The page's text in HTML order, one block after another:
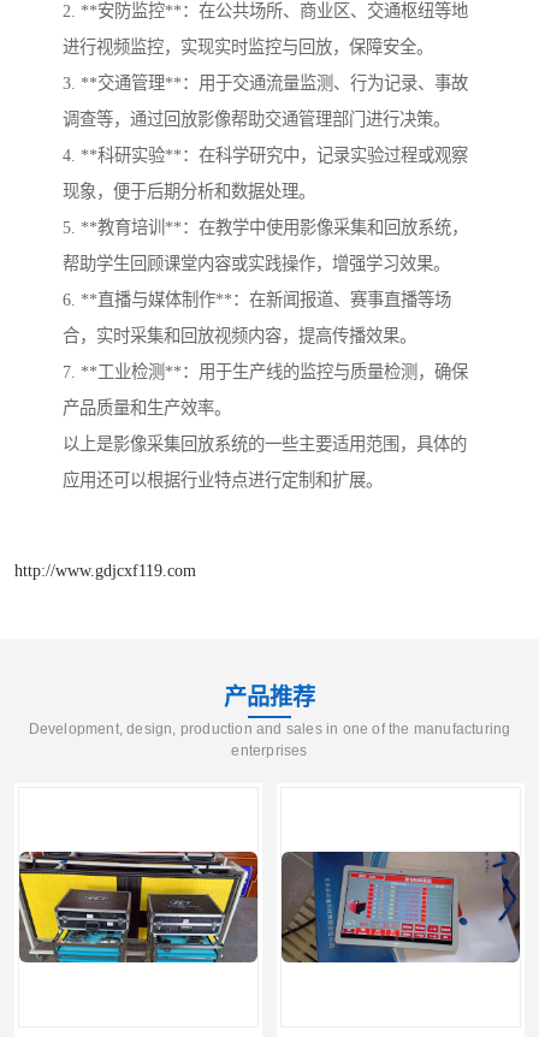
2. **安防监控**：在公共场所、商业区、交通枢纽等地
进行视频监控，实现实时监控与回放，保障安全。
3. **交通管理**：用于交通流量监测、行为记录、事故
调查等，通过回放影像帮助交通管理部门进行决策。
4. **科研实验**：在科学研究中，记录实验过程或观察
现象，便于后期分析和数据处理。
5. **教育培训**：在教学中使用影像采集和回放系统，
帮助学生回顾课堂内容或实践操作，增强学习效果。
6. **直播与媒体制作**：在新闻报道、赛事直播等场
合，实时采集和回放视频内容，提高传播效果。
7. **工业检测**：用于生产线的监控与质量检测，确保
产品质量和生产效率。
以上是影像采集回放系统的一些主要适用范围，具体的
应用还可以根据行业特点进行定制和扩展。
http://www.gdjcxf119.com
产品推荐
Development, design, production and sales in one of the manufacturing
enterprises